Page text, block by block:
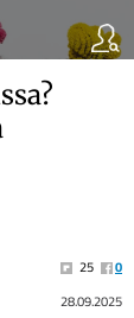
25
0
28.09.2025